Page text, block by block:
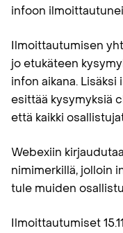
infoon
Ilmoittautumisen
jo etukäteen
infon aikana.
esittää kysymyksiä
että kaikki
Webexiin
nimimerkillä, jolloin
tule muiden
Ilmoittautumiset